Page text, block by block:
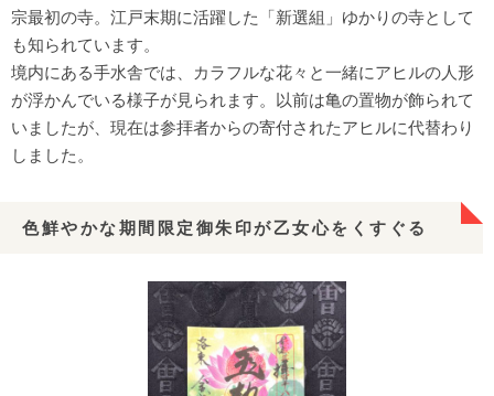
宗最初の寺。江戸末期に活躍した「新選組」ゆかりの寺として
も知られています。
境内にある手水舎では、カラフルな花々と一緒にアヒルの人形
が浮かんでいる様子が見られます。以前は亀の置物が飾られて
いましたが、現在は参拝者からの寄付されたアヒルに代替わり
しました。
色鮮やかな期間限定御朱印が乙女心をくすぐる